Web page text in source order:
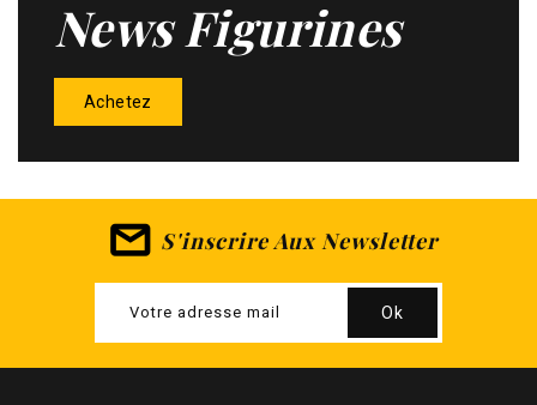
News Figurines
Achetez
S'inscrire Aux Newsletter